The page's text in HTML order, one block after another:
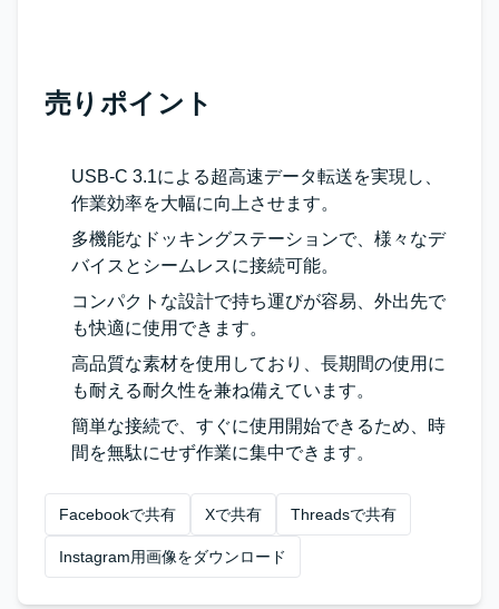
売りポイント
USB-C 3.1による超高速データ転送を実現し、
作業効率を大幅に向上させます。
多機能なドッキングステーションで、様々なデ
バイスとシームレスに接続可能。
コンパクトな設計で持ち運びが容易、外出先で
も快適に使用できます。
高品質な素材を使用しており、長期間の使用に
も耐える耐久性を兼ね備えています。
簡単な接続で、すぐに使用開始できるため、時
間を無駄にせず作業に集中できます。
Facebookで共有 Xで共有 Threadsで共有
Instagram用画像をダウンロード